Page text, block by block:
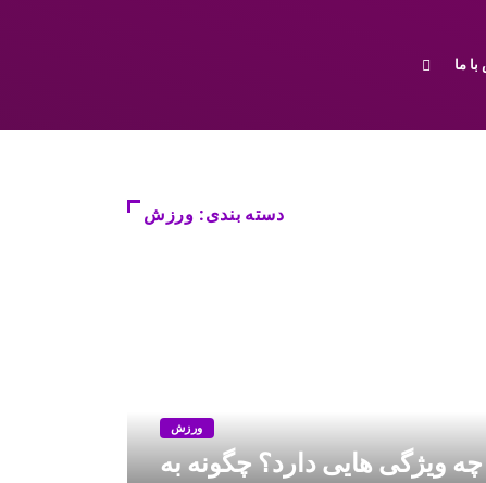
ما
دسته بندی: ورزش
ورزش
ویژگی هایی دارد؟ چگونه به